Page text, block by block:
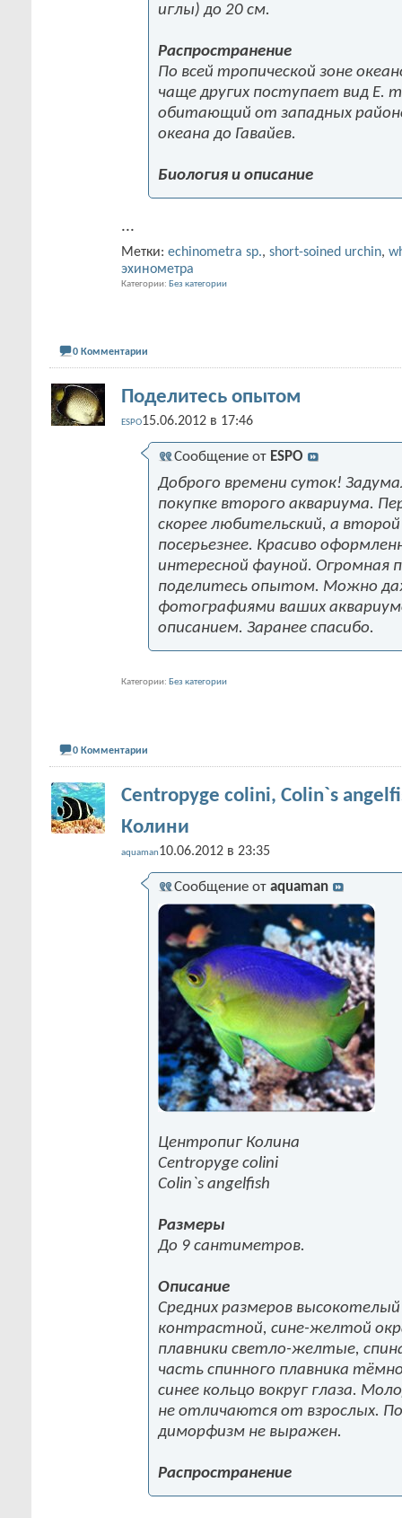
иглы) до 20 см.
Распространение
По всей тропической зоне
чаще других поступает вид E.
обитающий от западных
океана до Гавайев.
Биология и описание
...
Метки: echinometra sp., short-soined urchin,
эхинометра
Категории Без категории
0 Комментарии
Поделитесь опытом
ESPO15.06.2012 в 17:46
Сообщение от ESPO
Доброго времени суток!
покупке второго аквариума.
скорее любительский, а
посерьезнее. Красиво
интересной фауной. Огромная
поделитесь опытом. Можно
фотографиями ваших
описанием. Заранее спасибо.
Категории Без категории
0 Комментарии
Centropyge colini, Colin`s
Колини
aquaman10.06.2012 в 23:35
Сообщение от aquaman
Центропиг Колина
Centropyge colini
Colin`s angelfish
Размеры
До 9 сантиметров.
Описание
Средних размеров
контрастной, сине-желтой
плавники светло-желтые,
часть спинного плавника
синее кольцо вокруг глаза.
не отличаются от взрослых.
диморфизм не выражен.
Распространение